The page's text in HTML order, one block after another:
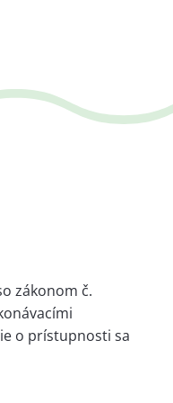
zákonom č.
o prístupnosti sa